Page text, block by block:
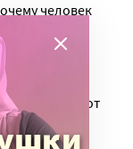
человек
— почему я
и
Я когда от
с моими